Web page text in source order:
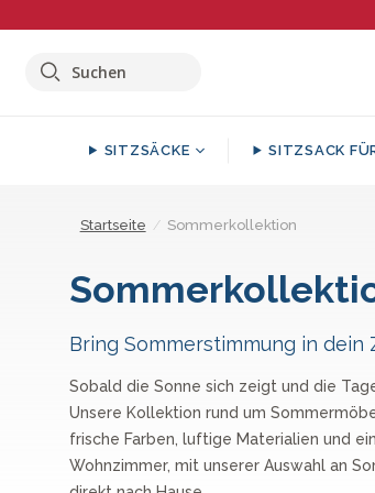
Suchen
SITZSÄCKE
Sitzsacke Ohrensessel
Sitzsacksofa
Riesen Sitzsack
Kinder Sitzsäcke
SITZSACK
Dekokissen
Sofakissen
Große Kissen
Sitzkissen
Nackenrolle Kissen
Groß Fußhocker
Würfel-Pouf- Hocker
Sitzpouf
Sitzhocker
Runde Fußhocker
Tagesdecke
Gewichtsdecke
Hoodie Decke
Hundebett
Extra Füllung
Startseite / Sommerkollektion
Bring Sommerstimmung in
Sobald die Sonne sich zeigt und die
Unsere Kollektion rund um
frische Farben, luftige Materialien und
Wohnzimmer, mit unserer Auswahl an